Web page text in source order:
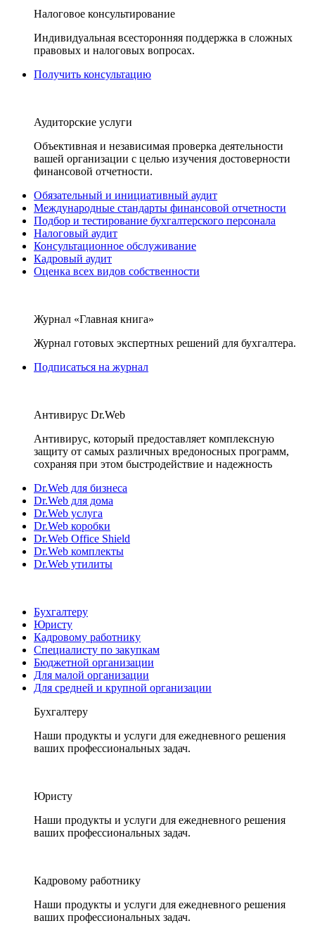
Налоговое консультирование
Индивидуальная всесторонняя поддержка в сложных
правовых и налоговых вопросах.
Получить консультацию
Аудиторские услуги
Объективная и независимая проверка деятельности
вашей организации с целью изучения достоверности
финансовой отчетности.
Обязательный и инициативный аудит
Международные стандарты финансовой отчетности
Подбор и тестирование бухгалтерского персонала
Налоговый аудит
Консультационное обслуживание
Кадровый аудит
Оценка всех видов собственности
Журнал «Главная книга»
Журнал готовых экспертных решений для бухгалтера.
Подписаться на журнал
Антивирус Dr.Web
Антивирус, который предоставляет комплексную
защиту от самых различных вредоносных программ,
сохраняя при этом быстродействие и надежность
Dr.Web для бизнеса
Dr.Web для дома
Dr.Web услуга
Dr.Web коробки
Dr.Web Office Shield
Dr.Web комплекты
Dr.Web утилиты
Бухгалтеру
Юристу
Кадровому работнику
Специалисту по закупкам
Бюджетной организации
Для малой организации
Для средней и крупной организации
Бухгалтеру
Наши продукты и услуги для ежедневного решения
ваших профессиональных задач.
Юристу
Наши продукты и услуги для ежедневного решения
ваших профессиональных задач.
Кадровому работнику
Наши продукты и услуги для ежедневного решения
ваших профессиональных задач.